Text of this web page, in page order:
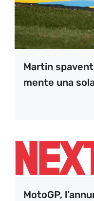
Martin
mente una
MotoGP,